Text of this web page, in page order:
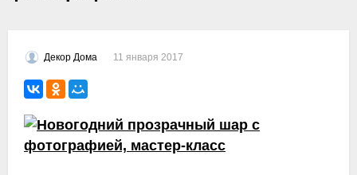
Декор Дома 11 января 2017